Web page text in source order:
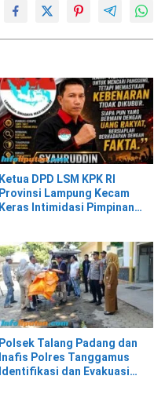
Ketua DPD LSM KPK RI
Provinsi Lampung Kecam
Keras Intimidasi Pimpinan
Polsek Talang Padang dan
Inafis Polres Tanggamus
Identifikasi dan Evakuasi